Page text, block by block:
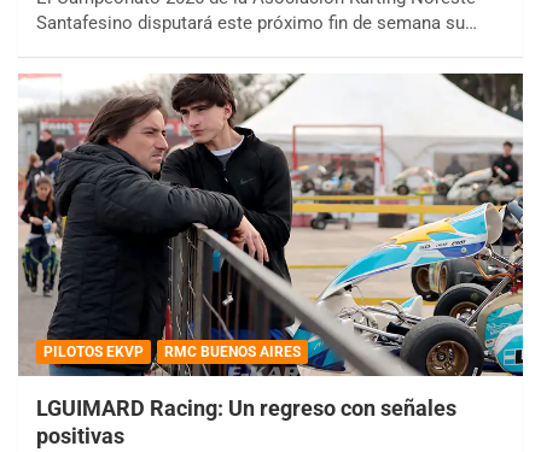
Santafesino disputará este próximo fin de semana su…
PILOTOS EKVP RMC BUENOS AIRES
LGUIMARD Racing: Un regreso con señales
positivas